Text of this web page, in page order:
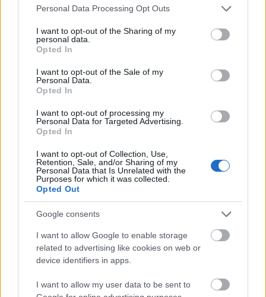
Please note that this website/app uses one or more Google
not limited to your visit or usage behaviour. You may click to
grant or deny consent to Google and its third-party tags to
use your data for below specified purposes in below Google
consent section.
Personal Data Processing Opt Outs
I want to opt-out of the Sharing of my
personal data.
Opted In
I want to opt-out of the Sale of my
Personal Data.
Opted In
I want to opt-out of processing my
Personal Data for Targeted Advertising.
Opted In
I want to opt-out of Collection, Use,
Retention, Sale, and/or Sharing of my
Personal Data that Is Unrelated with the
Purposes for which it was collected.
Opted Out
Google consents
I want to allow Google to enable storage
related to advertising like cookies on web or
device identifiers in apps.
I want to allow my user data to be sent to
gyógyulás reményével is igyekeztek a pestieket
becsábítani a nem gyógyvízzel működő fürdőbe: két
vállalkozó szellemű orvos az ötvenes években "galvano-
electricai gépet" állított fel, és elektromágneses kezelést
ajánlott az újdonságokra fogékony pestieknek. Sőt a Pesti
Műegylet állandó kiállítása az első emeleten még szellemi
élvezeteket is kínált a fizikai felüdülés után.
népszerűségnek örvendett, ám a század végén hanyatlani